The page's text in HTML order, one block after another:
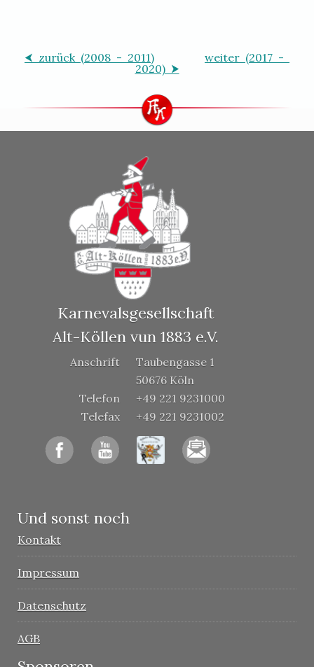
⮜ zurück (2008 - 2011)
weiter (2017 -
2020) ⮞
Karnevalsgesellschaft
Alt-Köllen vun 1883 e.V.
Anschrift
Taubengasse 1
50676 Köln
Telefon
+49 221 9231000
Telefax
+49 221 9231002
Und sonst noch
Kontakt
Impressum
Datenschutz
AGB